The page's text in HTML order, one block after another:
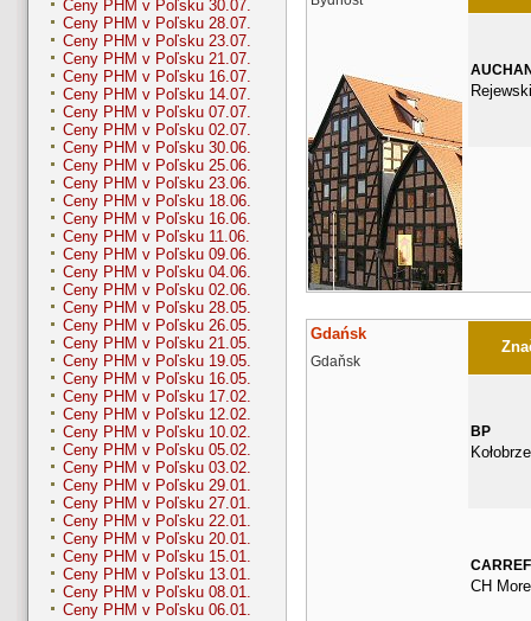
Ceny PHM v Poľsku 30.07.
Ceny PHM v Poľsku 28.07.
Ceny PHM v Poľsku 23.07.
Ceny PHM v Poľsku 21.07.
Ceny PHM v Poľsku 16.07.
Ceny PHM v Poľsku 14.07.
Ceny PHM v Poľsku 07.07.
Ceny PHM v Poľsku 02.07.
Ceny PHM v Poľsku 30.06.
Ceny PHM v Poľsku 25.06.
Ceny PHM v Poľsku 23.06.
Ceny PHM v Poľsku 18.06.
Ceny PHM v Poľsku 16.06.
Ceny PHM v Poľsku 11.06.
Ceny PHM v Poľsku 09.06.
Ceny PHM v Poľsku 04.06.
Ceny PHM v Poľsku 02.06.
Ceny PHM v Poľsku 28.05.
Ceny PHM v Poľsku 26.05.
Ceny PHM v Poľsku 21.05.
Ceny PHM v Poľsku 19.05.
Ceny PHM v Poľsku 16.05.
Ceny PHM v Poľsku 17.02.
Ceny PHM v Poľsku 12.02.
Ceny PHM v Poľsku 10.02.
Ceny PHM v Poľsku 05.02.
Ceny PHM v Poľsku 03.02.
Ceny PHM v Poľsku 29.01.
Ceny PHM v Poľsku 27.01.
Ceny PHM v Poľsku 22.01.
Ceny PHM v Poľsku 20.01.
Ceny PHM v Poľsku 15.01.
Ceny PHM v Poľsku 13.01.
Ceny PHM v Poľsku 08.01.
Ceny PHM v Poľsku 06.01.
Gdańsk
Gdaňsk
BP
CH